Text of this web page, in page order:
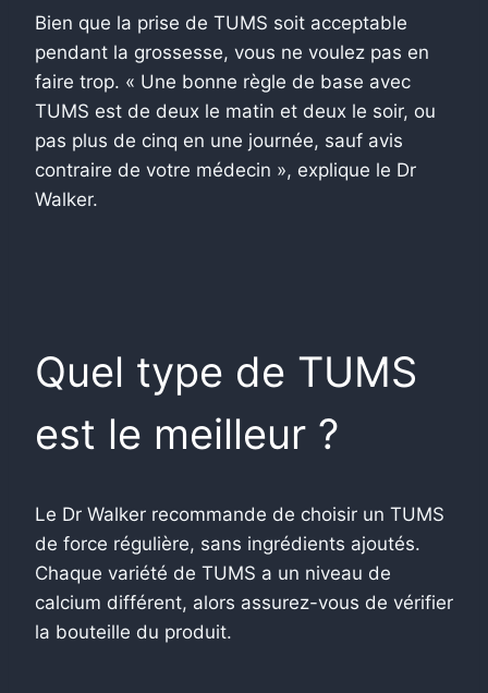
Bien que la prise de TUMS soit acceptable
pendant la grossesse, vous ne voulez pas en
faire trop. « Une bonne règle de base avec
TUMS est de deux le matin et deux le soir, ou
pas plus de cinq en une journée, sauf avis
contraire de votre médecin », explique le Dr
Walker.
Quel type de TUMS
est le meilleur ?
Le Dr Walker recommande de choisir un TUMS
de force régulière, sans ingrédients ajoutés.
Chaque variété de TUMS a un niveau de
calcium différent, alors assurez-vous de vérifier
la bouteille du produit.